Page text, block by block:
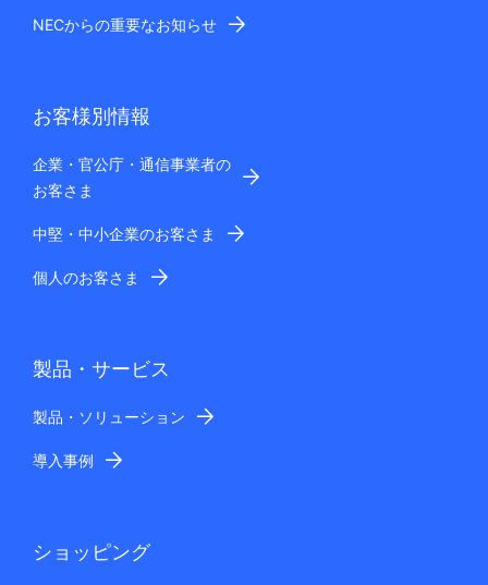
NECからの重要なお知らせ
お客様別情報
企業・官公庁・通信事業者の
お客さま
中堅・中小企業のお客さま
個人のお客さま
製品・サービス
製品・ソリューション
導入事例
ショッピング